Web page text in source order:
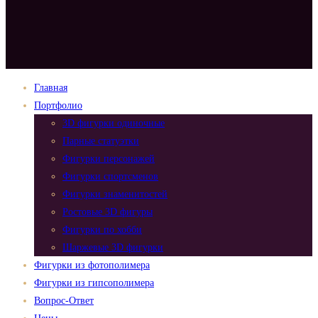
Главная
Портфолио
3D фигурки одиночные
Парные статуэтки
Фигурки персонажей
Фигурки спортсменов
Фигурки знаменитостей
Ростовые 3D фигуры
Фигурки по хобби
Шаржевые 3D фигурки
Фигурки из фотополимера
Фигурки из гипсополимера
Вопрос-Ответ